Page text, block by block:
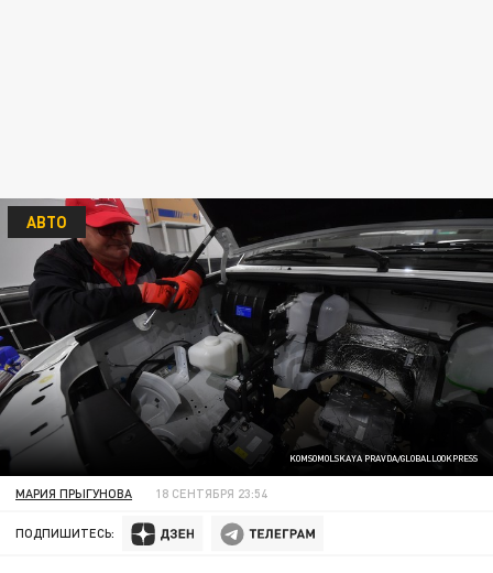
KOMSOMOLSKAYA PRAVDA/GLOBALLOOKPRESS
АВТО
МАРИЯ ПРЫГУНОВА 18 СЕНТЯБРЯ 23:54
ПОДПИШИТЕСЬ: